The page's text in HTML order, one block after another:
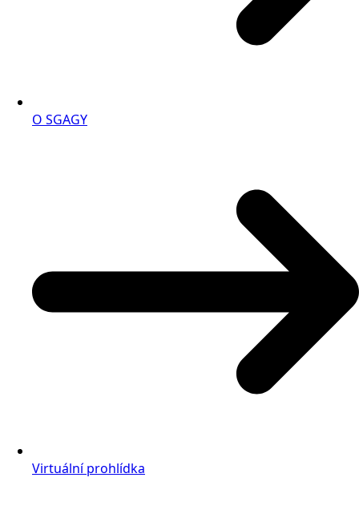
O SGAGY
Virtuální prohlídka